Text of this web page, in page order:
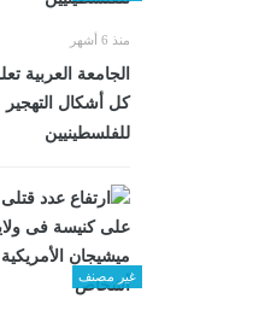
منذ 6 أشهر
الجامعة العربية
كل أشكال التهجير
للفلسطينيين
غير مصنف